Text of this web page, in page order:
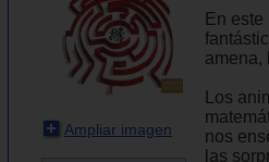
Ampliar imagen
En
amena,
Los
nos
las